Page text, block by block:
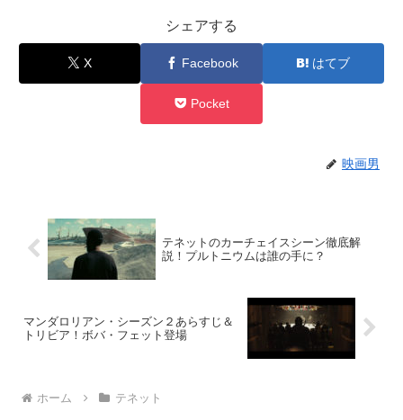
シェアする
X Facebook はてブ
Pocket
映画男
テネットのカーチェイスシーン徹底解
説！プルトニウムは誰の手に？
マンダロリアン・シーズン２あらすじ＆
トリビア！ボバ・フェット登場
ホーム テネット